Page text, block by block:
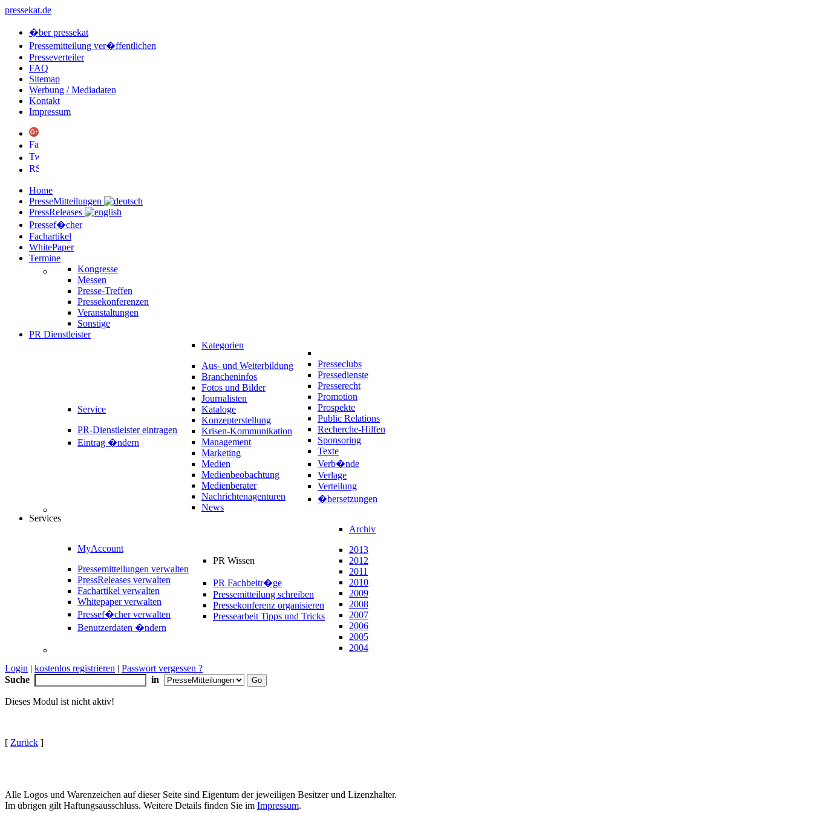
pressekat.de
�ber pressekat
Pressemitteilung ver�ffentlichen
Presseverteiler
FAQ
Sitemap
Werbung / Mediadaten
Kontakt
Impressum
Home
PresseMitteilungen
PressReleases
Pressef�cher
Fachartikel
WhitePaper
Termine
Kongresse
Messen
Presse-Treffen
Pressekonferenzen
Veranstaltungen
Sonstige
PR Dienstleister
Service
PR-Dienstleister eintragen
Eintrag �ndern
Kategorien
Aus- und Weiterbildung
Brancheninfos
Fotos und Bilder
Journalisten
Kataloge
Konzepterstellung
Krisen-Kommunikation
Management
Marketing
Medien
Medienbeobachtung
Medienberater
Nachrichtenagenturen
News
Presseclubs
Pressedienste
Presserecht
Promotion
Prospekte
Public Relations
Recherche-Hilfen
Sponsoring
Texte
Verb�nde
Verlage
Verteilung
�bersetzungen
Services
MyAccount
Pressemitteilungen verwalten
PressReleases verwalten
Fachartikel verwalten
Whitepaper verwalten
Pressef�cher verwalten
Benutzerdaten �ndern
PR Wissen
PR Fachbeitr�ge
Pressemitteilung schreiben
Pressekonferenz organisieren
Pressearbeit Tipps und Tricks
Archiv
2013
2012
2011
2010
2009
2008
2007
2006
2005
2004
Login | kostenlos registrieren | Passwort vergessen ?
Suche
in
Dieses Modul ist nicht aktiv!
[ Zurück ]
Alle Logos und Warenzeichen auf dieser Seite sind Eigentum der jeweiligen Besitzer und Lizenzhalter.
Im übrigen gilt Haftungsausschluss. Weitere Details finden Sie im Impressum.